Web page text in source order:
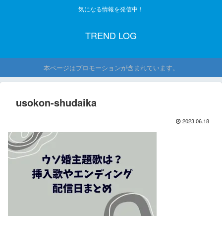
気になる情報を発信中！
TREND LOG
本ページはプロモーションが含まれています。
usokon-shudaika
2023.06.18